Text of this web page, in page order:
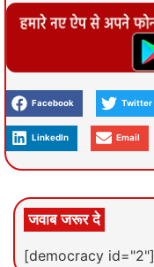
Facebook Twitter
LinkedIn Email
जवाब जरूर दे
[democracy id="2"]